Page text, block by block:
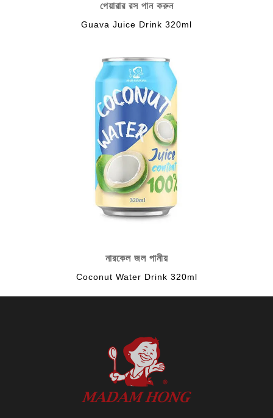
পেয়ারার রস পান করুন
Guava Juice Drink 320ml
নারকেল জল পানীয়
Coconut Water Drink 320ml